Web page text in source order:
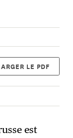
LE PDF
est